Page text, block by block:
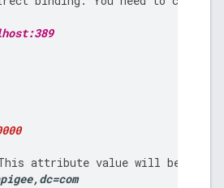
attribute value will be
,dc=com